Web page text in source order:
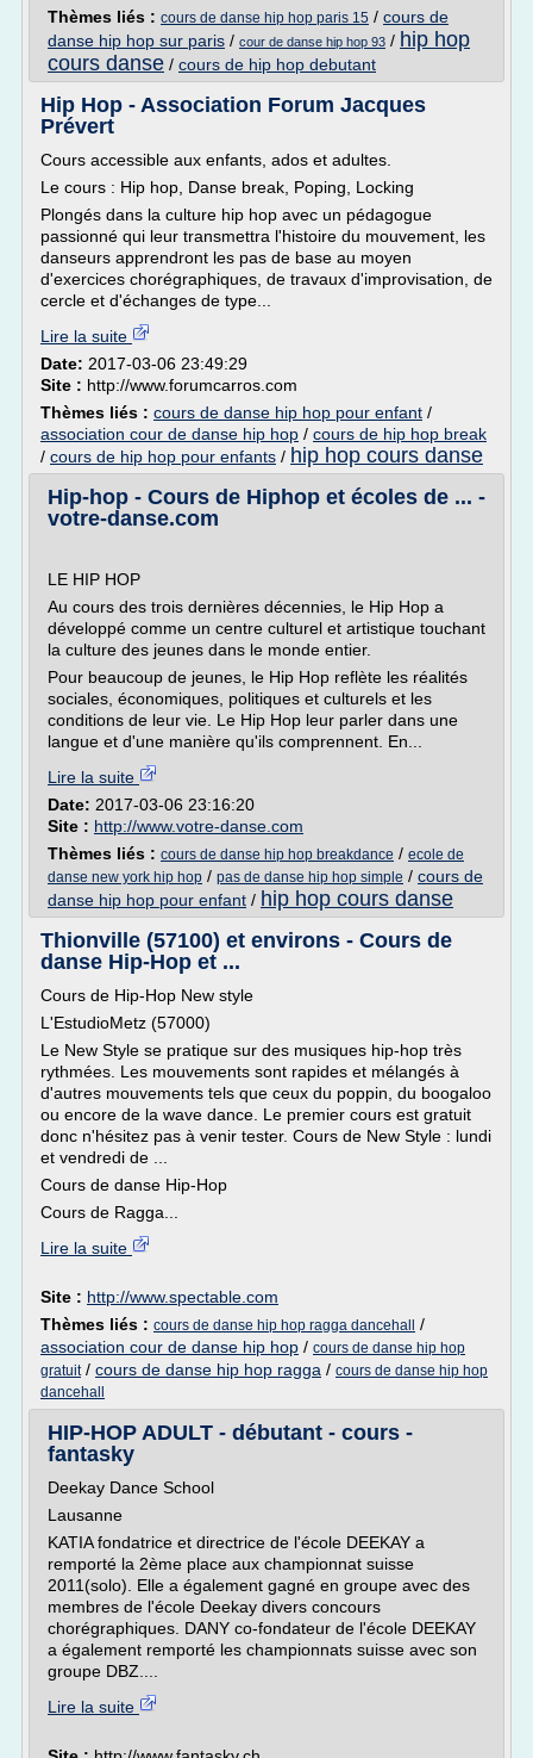
Thèmes liés : cours de danse hip hop paris 15 / cours de
danse hip hop sur paris / cour de danse hip hop 93 / hip hop
cours danse / cours de hip hop debutant
Hip Hop - Association Forum Jacques
Prévert
Cours accessible aux enfants, ados et adultes.
Le cours : Hip hop, Danse break, Poping, Locking
Plongés dans la culture hip hop avec un pédagogue
passionné qui leur transmettra l'histoire du mouvement, les
danseurs apprendront les pas de base au moyen
d'exercices chorégraphiques, de travaux d'improvisation, de
cercle et d'échanges de type...
Lire la suite
Date: 2017-03-06 23:49:29
Site : http://www.forumcarros.com
Thèmes liés : cours de danse hip hop pour enfant /
association cour de danse hip hop / cours de hip hop break
/ cours de hip hop pour enfants / hip hop cours danse
Hip-hop - Cours de Hiphop et écoles de ... -
votre-danse.com
LE HIP HOP
Au cours des trois dernières décennies, le Hip Hop a
développé comme un centre culturel et artistique touchant
la culture des jeunes dans le monde entier.
Pour beaucoup de jeunes, le Hip Hop reflète les réalités
sociales, économiques, politiques et culturels et les
conditions de leur vie. Le Hip Hop leur parler dans une
langue et d'une manière qu'ils comprennent. En...
Lire la suite
Date: 2017-03-06 23:16:20
Site : http://www.votre-danse.com
Thèmes liés : cours de danse hip hop breakdance / ecole de
danse new york hip hop / pas de danse hip hop simple / cours de
danse hip hop pour enfant / hip hop cours danse
Thionville (57100) et environs - Cours de
danse Hip-Hop et ...
Cours de Hip-Hop New style
L'EstudioMetz (57000)
Le New Style se pratique sur des musiques hip-hop très
rythmées. Les mouvements sont rapides et mélangés à
d'autres mouvements tels que ceux du poppin, du boogaloo
ou encore de la wave dance. Le premier cours est gratuit
donc n'hésitez pas à venir tester. Cours de New Style : lundi
et vendredi de ...
Cours de danse Hip-Hop
Cours de Ragga...
Lire la suite
Site : http://www.spectable.com
Thèmes liés : cours de danse hip hop ragga dancehall
/
association cour de danse hip hop / cours de danse hip hop
gratuit/ cours de danse hip hop ragga / cours de danse hip hop
dancehall
HIP-HOP ADULT - débutant - cours -
fantasky
Deekay Dance School
Lausanne
KATIA fondatrice et directrice de l'école DEEKAY a
remporté la 2ème place aux championnat suisse
2011(solo). Elle a également gagné en groupe avec des
membres de l'école Deekay divers concours
chorégraphiques. DANY co-fondateur de l'école DEEKAY
a également remporté les championnats suisse avec son
groupe DBZ....
Lire la suite